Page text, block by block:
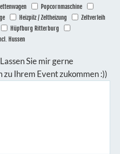
Popcornmaschine
Heizpilz / Zeltheizung
Zeltverleih
Hüpfburg Ritterburg
Hussen
Sie mir gerne
Ihrem Event zukommen :))